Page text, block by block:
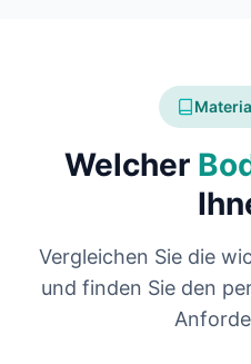
Welcher
Vergleichen Sie die
und finden Sie den